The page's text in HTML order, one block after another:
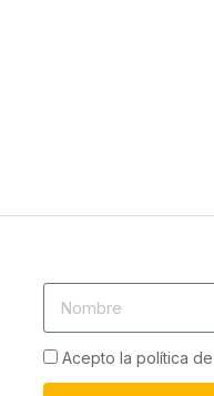
Acepto la política